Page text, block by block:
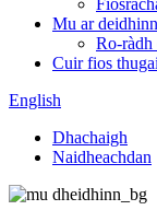
Mu ar deidhinn
Ro-ràdh
Cuir fios
English
Dhachaigh
Naidheachdan